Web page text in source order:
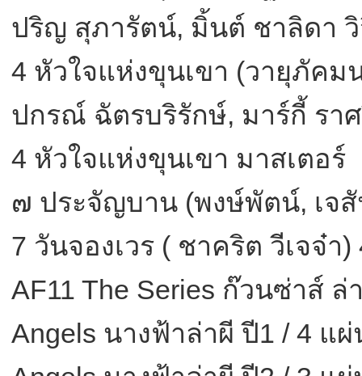
ปริญ สุภารัตน์, มิ้นต์ ชาลิดา
4 หัวใจแห่งขุนเขา (วายุภัคม
ปกรณ์ ฉัตรบริรักษ์, มาร์กี้ รา
4 หัวใจแห่งขุนเขา มาสเตอร์
๗ ประจัญบาน (พงษ์พัตน์, เจ
7 วันจองเวร ( ชาคริต วีเจจ๋า
AF11 The Series ก๊วนซ่าส์
Angels นางฟ้าล่าผี ปี1 / 4 แ